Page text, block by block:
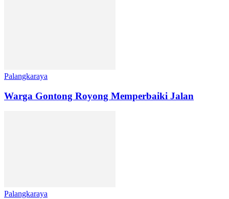
Palangkaraya
Warga Gontong Royong Memperbaiki Jalan
Palangkaraya